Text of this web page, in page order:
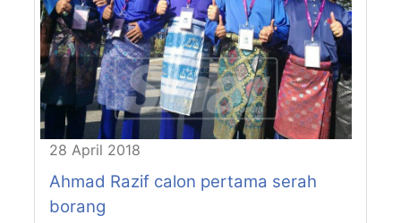
28 April 2018
Ahmad Razif calon pertama serah
borang